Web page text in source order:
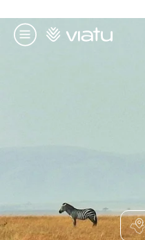
Menu
Accueil